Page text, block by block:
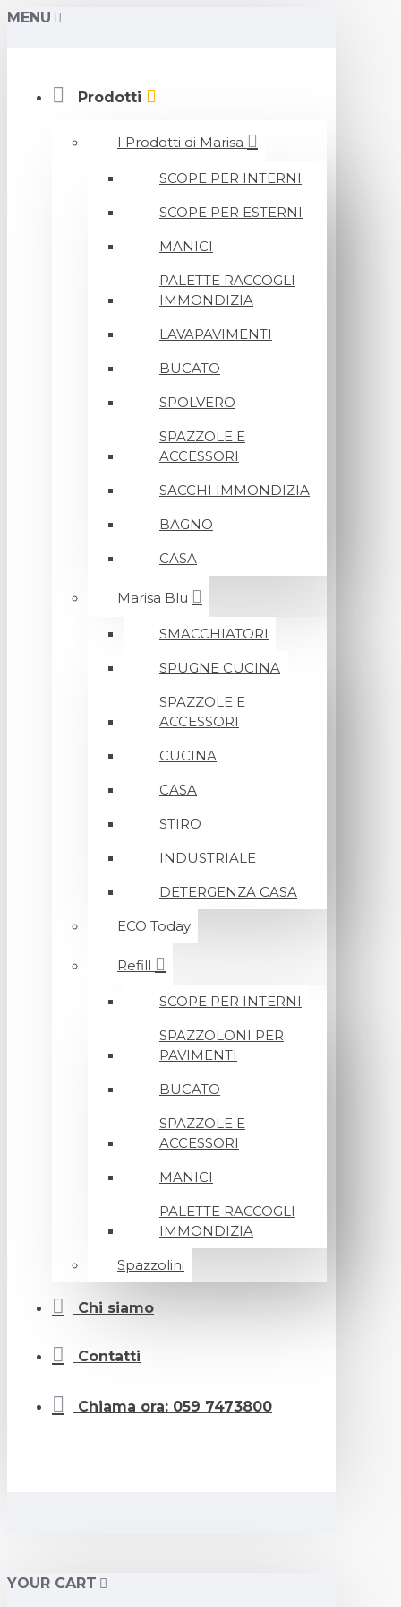
MENU
Prodotti
I Prodotti di Marisa
SCOPE PER INTERNI
SCOPE PER ESTERNI
MANICI
PALETTE RACCOGLI
IMMONDIZIA
LAVAPAVIMENTI
BUCATO
SPOLVERO
SPAZZOLE E
ACCESSORI
SACCHI IMMONDIZIA
BAGNO
CASA
Marisa Blu
SMACCHIATORI
SPUGNE CUCINA
SPAZZOLE E
ACCESSORI
CUCINA
CASA
STIRO
INDUSTRIALE
DETERGENZA CASA
ECO Today
Refill
SCOPE PER INTERNI
SPAZZOLONI PER
PAVIMENTI
BUCATO
SPAZZOLE E
ACCESSORI
MANICI
PALETTE RACCOGLI
IMMONDIZIA
Spazzolini
Chi siamo
Contatti
Chiama ora: 059 7473800
YOUR CART